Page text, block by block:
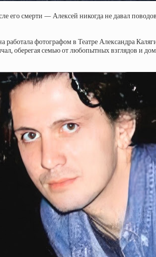
его смерти — Алексей никогда не давал
фотографом в Театре Александра
оберегая семью от любопытных взглядов и